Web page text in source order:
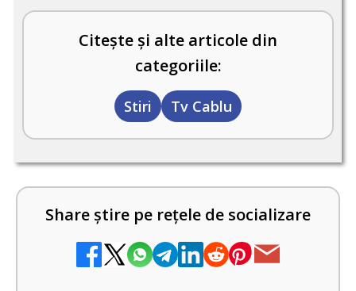
Citește și alte articole din
categoriile:
Stiri Tv Cablu
Share știre pe rețele de socializare